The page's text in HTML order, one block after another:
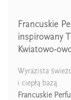
Francuskie
inspirowany
Kwiatowo-
Wyrazista
i ciepłą bazą
Francuskie
Ean13